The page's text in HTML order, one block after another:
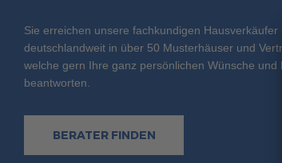
Sie erreichen unsere fachkundigen Hausverkäufer
deutschlandweit in über 50 Musterhäuser und
welche gern Ihre ganz persönlichen Wünsche und
beantworten.
BERATER FINDEN